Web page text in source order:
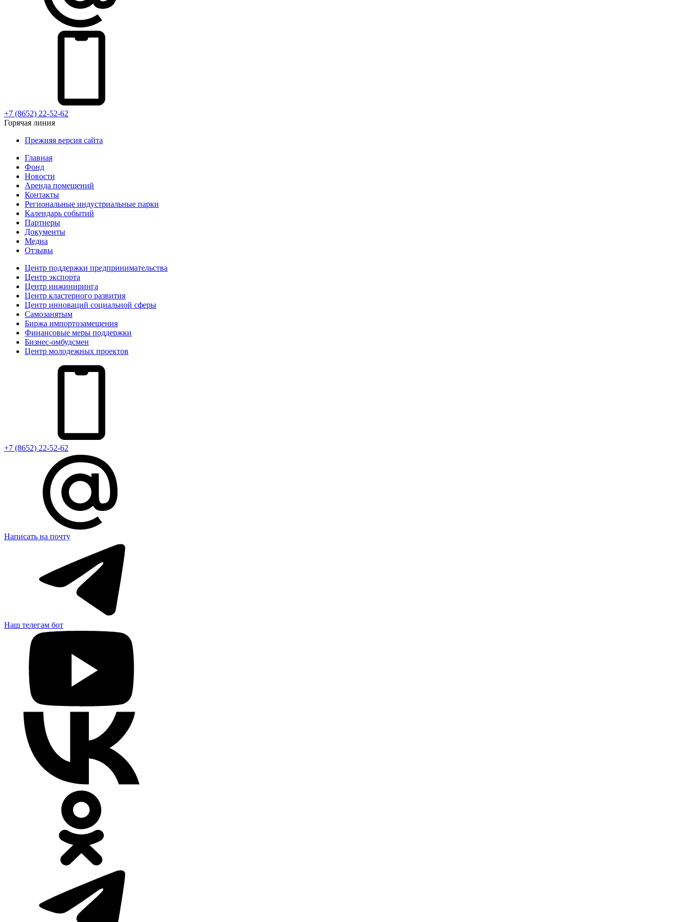
+7 (8652) 22-52-62
Горячая линия
Прежняя версия сайта
Главная
Фонд
Новости
Аренда помещений
Контакты
Региональные индустриальные парки
Календарь событий
Партнеры
Документы
Медиа
Отзывы
Центр поддержки предпринимательства
Центр экспорта
Центр инжиниринга
Центр кластерного развития
Центр инноваций социальной сферы
Cамозанятым
Биржа импортозамещения
Финансовые меры поддержки
Бизнес-омбудсмен
Центр молодежных проектов
+7 (8652) 22-52-62
Написать на почту
Наш телегам бот